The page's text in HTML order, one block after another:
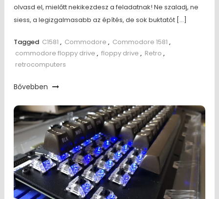
olvasd el, mielőtt nekikezdesz a feladatnak! Ne szaladj, ne
siess, a legizgalmasabb az építés, de sok buktatót […]
Tagged C1581 , Commodore , Commodore 1581 ,
commodore floppy drive , floppy drive , Retro ,
retrocomputers
Bővebben